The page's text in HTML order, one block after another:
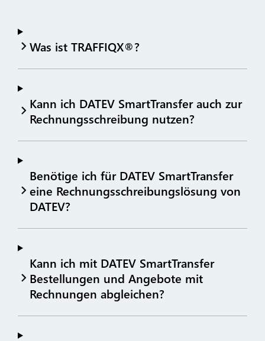
Was ist TRAFFIQX®?
Kann ich DATEV SmartTransfer auch zur
Rechnungsschreibung nutzen?
Benötige ich für DATEV SmartTransfer
eine Rechnungsschreibungslösung von
DATEV?
Kann ich mit DATEV SmartTransfer
Bestellungen und Angebote mit
Rechnungen abgleichen?